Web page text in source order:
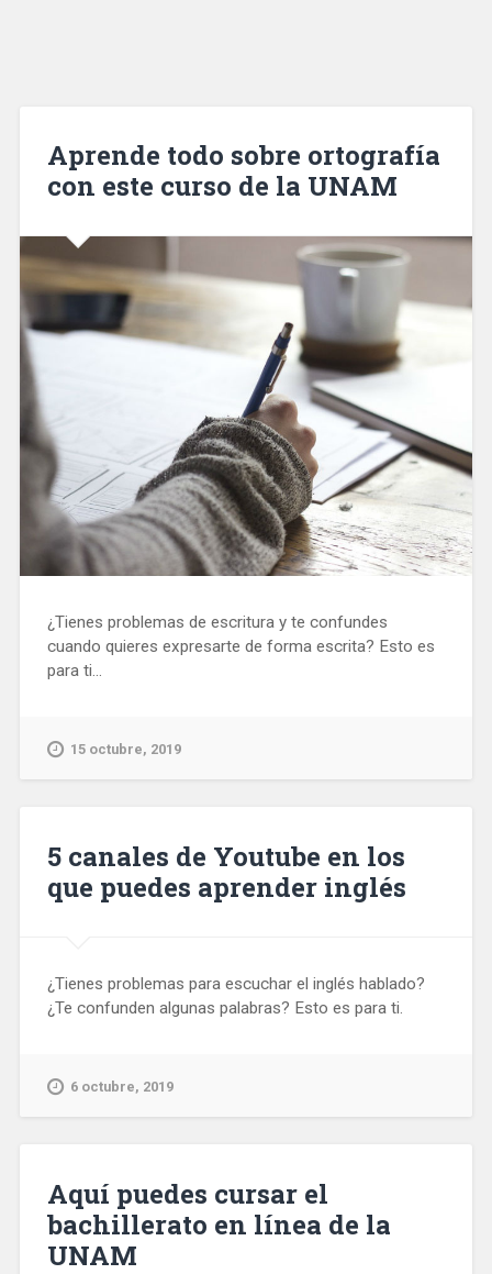
Aprende todo sobre ortografía
con este curso de la UNAM
¿Tienes problemas de escritura y te confundes
cuando quieres expresarte de forma escrita? Esto es
para ti...
15 octubre, 2019
5 canales de Youtube en los
que puedes aprender inglés
¿Tienes problemas para escuchar el inglés hablado?
¿Te confunden algunas palabras? Esto es para ti.
6 octubre, 2019
Aquí puedes cursar el
bachillerato en línea de la
UNAM